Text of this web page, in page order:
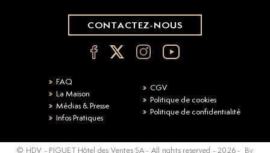
CONTACTEZ-NOUS
FAQ
La Maison
Médias & Presse
Infos Pratiques
CGV
Politique de cookies
Politique de confidentialité
© HDV - PIGUET Hôtel des Ventes SA - All rights reserved - 2026 - By